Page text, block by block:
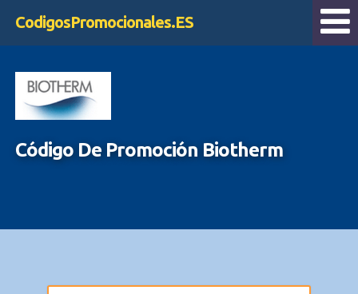
CodigosPromocionales.ES
Código De Promoción Biotherm